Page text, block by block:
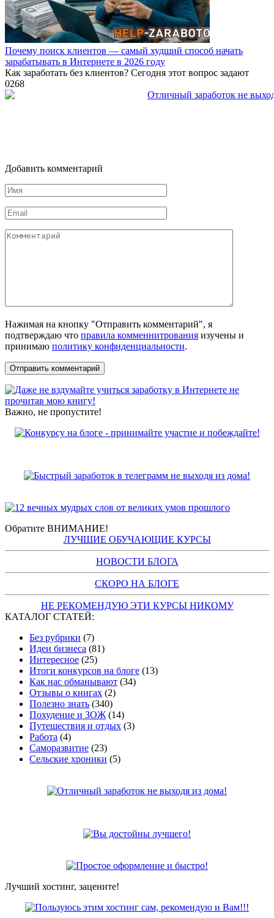
Почему поиск клиентов — самый худший способ начать
зарабатывать в Интернете в 2026 году
Как заработать без клиентов? Сегодня этот вопрос задают
0268
Добавить комментарий
Имя
*
Email
*
Комментарий
Нажимая на кнопку "Отправить комментарий", я
подтверждаю что правила комменнитрования изучены и
принимаю политику конфиденциальности.
Важно, не пропустите!
Обратите ВНИМАНИЕ!
ЛУЧШИЕ ОБУЧАЮЩИЕ КУРСЫ
НОВОСТИ БЛОГА
СКОРО НА БЛОГЕ
НЕ РЕКОМЕНДУЮ ЭТИ КУРСЫ НИКОМУ
КАТАЛОГ СТАТЕЙ:
Без рубрики (7)
Идеи бизнеса (81)
Интересное (25)
Итоги конкурсов на блоге (13)
Как нас обманывают (34)
Отзывы о книгах (2)
Полезно знать (340)
Похудение и ЗОЖ(14)
Путешествия и отдых (3)
Работа (4)
Саморазвитие (23)
Сельские хроники (5)
Лучший хостинг, зацените!